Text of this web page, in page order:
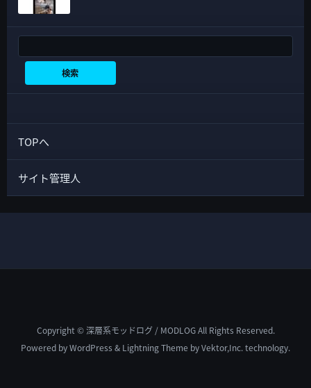
検索
TOPへ
サイト管理人
Copyright © 深層系モッドログ / MODLOG All Rights Reserved.
Powered byWordPress & Lightning Theme by Vektor,Inc. technology.